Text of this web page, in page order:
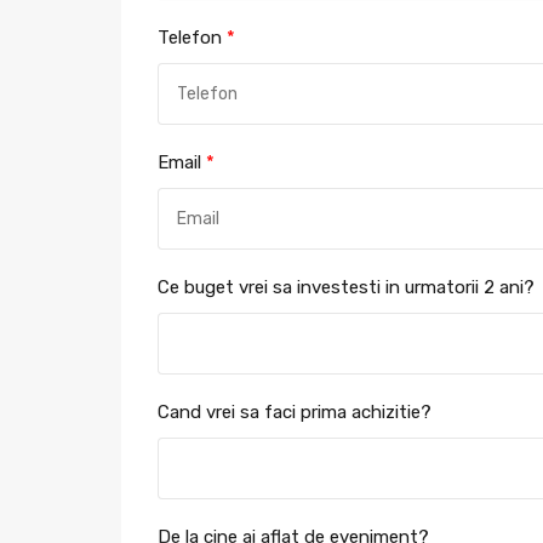
i
s
Telefon *
Email *
Ce buget vrei sa investesti in urmatorii 2 ani?
Cand vrei sa faci prima achizitie?
De la cine ai aflat de eveniment?